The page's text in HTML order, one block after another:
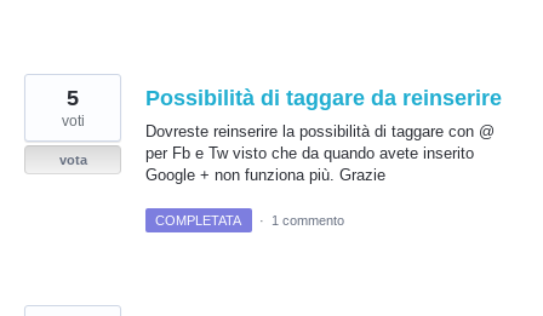
Possibilità di taggare da reinserire
Dovreste reinserire la possibilità di taggare con @
per Fb e Tw visto che da quando avete inserito
Google + non funziona più. Grazie
5
voti
vota
COMPLETATA · 1 commento